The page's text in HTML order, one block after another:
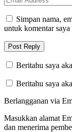
Simpan nama,
untuk komentar
Beritahu saya
Beritahu saya
Berlangganan via
Masukkan alamat
dan menerima